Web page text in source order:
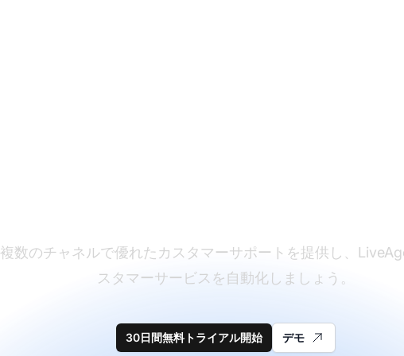
複数のチャネルで優れたカスタマーサポートを提供し、
スタマーサービスを自動化しましょう。
30日間無料トライアル開始 デモ